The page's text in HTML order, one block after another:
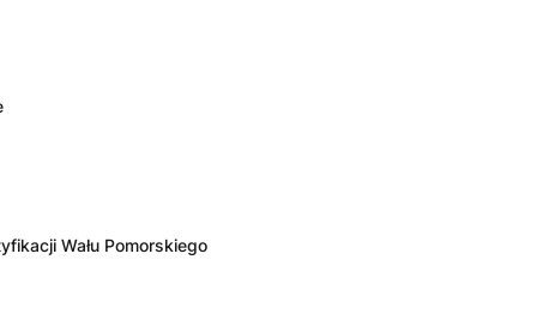
Wału Pomorskiego